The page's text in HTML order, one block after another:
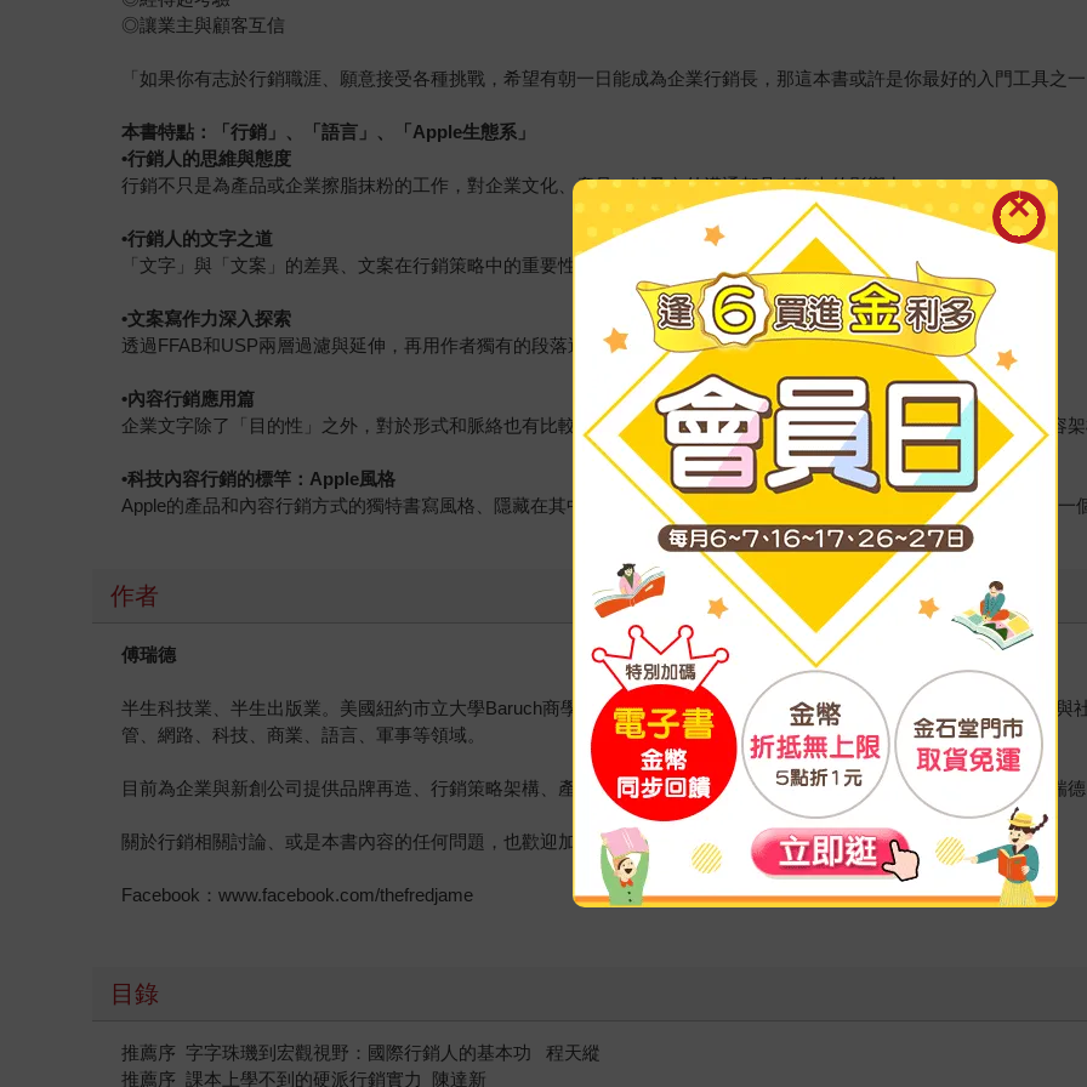
◎讓業主與顧客互信
「如果你有志於行銷職涯、願意接受各種挑戰，希望有朝一日能成為企業行銷長，那這本書或許是你最好的入門工具
本書特點：「行銷」、「語言」、「Apple生態系」
•行銷人的思維與態度
行銷不只是為產品或企業擦脂抹粉的工作，對企業文化、產品、以及內外溝通都具有強大的影響力。
•行銷人的文字之道
「文字」與「文案」的差異、文案在行銷策略中的重要性、企業文案的入門技巧、以及文案人應有的基礎認知。
•文案寫作力深入探索
透過FFAB和USP兩層過濾與延伸，再用作者獨有的段落邏輯將產品重點轉換成文案。
•內容行銷應用篇
企業文字除了「目的性」之外，對於形式和脈絡也有比較特殊的要求，除了寫作技法之外，對於新聞稿，或是網站內容
•科技內容行銷的標竿：Apple風格
Apple的產品和內容行銷方式的獨特書寫風格、隱藏在其中的慧黠、以及對潛在客戶的說服力，已經進化到本身不只是
作者
傅瑞德
半生科技業、半生出版業。美國紐約市立大學Baruch商學院資訊系統管理與行銷MBA。曾任企業行銷長、雜誌總編輯與
管、網路、科技、商業、語言、軍事等領域。
目前為企業與新創公司提供品牌再造、行銷策略架構、產品規劃、多語文案與文化轉換顧問等服務，並持續寫作《傅瑞
關於行銷相關討論、或是本書內容的任何問題，也歡迎加入Facebook「傅瑞德的硬派行銷塾」社團！
Facebook：www.facebook.com/thefredjame
目錄
推薦序 字字珠璣到宏觀視野：國際行銷人的基本功 程天縱
推薦序 課本上學不到的硬派行銷實力 陳達新